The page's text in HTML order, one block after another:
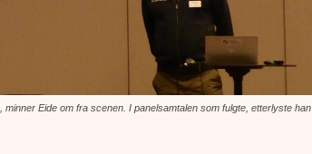
Eide om fra scenen. I panelsamtalen som fulgte, etterlyste han